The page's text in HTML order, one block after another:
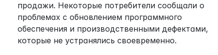
продажи. Некоторые потребители сообщали о
проблемах с обновлением программного
обеспечения и производственными дефектами,
которые не устранялись своевременно.